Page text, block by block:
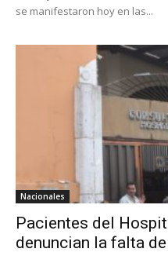
se manifestaron hoy en las...
Nacionales
Pacientes del
denuncian la falta